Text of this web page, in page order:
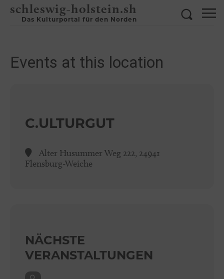
schleswig-holstein.sh
Das Kulturportal für den Norden
Events at this location
C.ULTURGUT
Alter Husummer Weg 222, 24941
Flensburg-Weiche
NÄCHSTE
VERANSTALTUNGEN